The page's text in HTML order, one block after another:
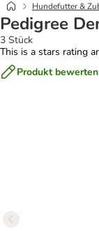
Hundefutter &
Pedigree
3 Stück
This is a stars rating
Produkt bewerten